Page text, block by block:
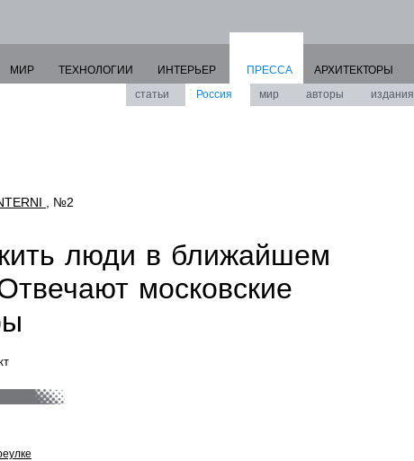
МИР ТЕХНОЛОГИИ ИНТЕРЬЕР
ПРЕССА
статьи
Россия мир авторы издания
АРХИТЕКТОРЫ
, №2
люди в ближайшем
московские